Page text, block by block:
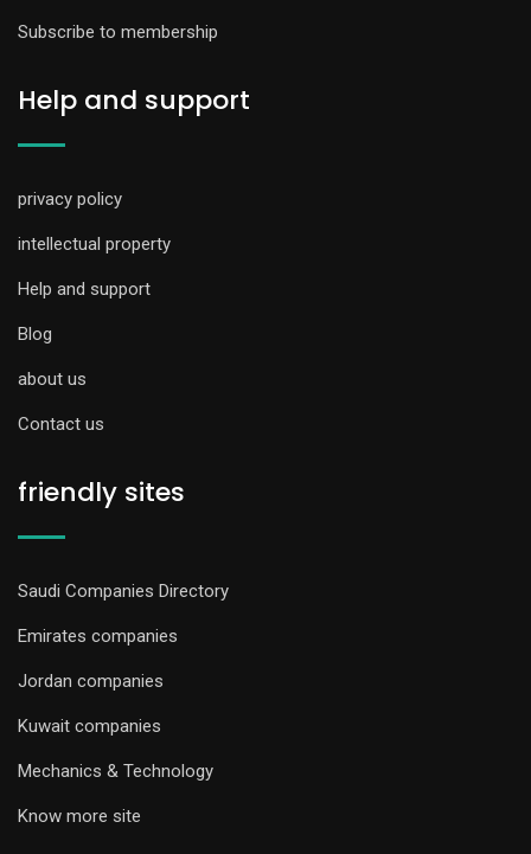
Subscribe to membership
Help and support
privacy policy
intellectual property
Help and support
Blog
about us
Contact us
friendly sites
Saudi Companies Directory
Emirates companies
Jordan companies
Kuwait companies
Mechanics & Technology
Know more site